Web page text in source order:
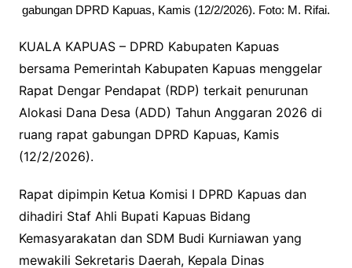
gabungan DPRD Kapuas, Kamis (12/2/2026). Foto: M. Rifai.
KUALA KAPUAS – DPRD Kabupaten Kapuas
bersama Pemerintah Kabupaten Kapuas menggelar
Rapat Dengar Pendapat (RDP) terkait penurunan
Alokasi Dana Desa (ADD) Tahun Anggaran 2026 di
ruang rapat gabungan DPRD Kapuas, Kamis
(12/2/2026).
Rapat dipimpin Ketua Komisi I DPRD Kapuas dan
dihadiri Staf Ahli Bupati Kapuas Bidang
Kemasyarakatan dan SDM Budi Kurniawan yang
mewakili Sekretaris Daerah, Kepala Dinas